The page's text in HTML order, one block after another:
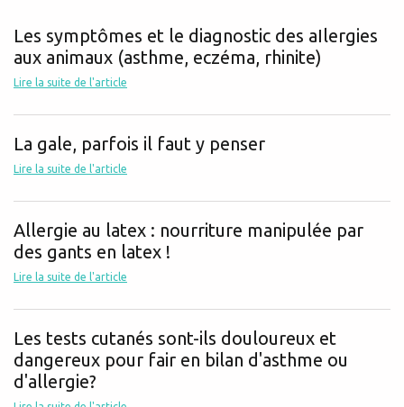
Les symptômes et le diagnostic des aIlergies
aux animaux (asthme, eczéma, rhinite)
Lire la suite de l'article
La gale, parfois il faut y penser
Lire la suite de l'article
Allergie au latex : nourriture manipulée par
des gants en latex !
Lire la suite de l'article
Les tests cutanés sont-ils douloureux et
dangereux pour fair en bilan d'asthme ou
d'allergie?